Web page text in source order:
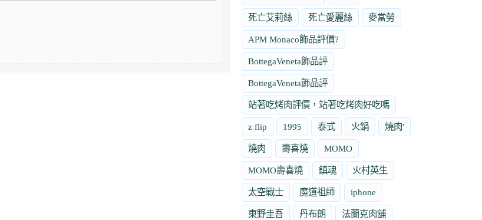
死亡艾莉絲 死亡愛麗絲 麥當勞
APM Monaco飾品評價?
BottegaVeneta飾品評
BottegaVeneta飾品評
站著吃烤肉評價，站著吃烤肉好吃嗎
z flip 1995 泰式 火鍋 燒肉'
燒肉 壽喜燒 MOMO
MOMO壽喜燒 鎮魂 火村英生
太空戰士 魔道祖師 iphone
東野圭吾 丹布朗 法蘭克肉舖